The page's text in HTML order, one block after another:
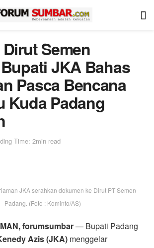
Semen
JKA Bahas
Pasca Bencana
Kuda Padang
Time: 2min read
JKA serahkan dokumen ke Dirut PT Semen
Padang. (Foto : Kominfo/AS)
forumsumbar— Bupati Padang
Azis (JKA) menggelar